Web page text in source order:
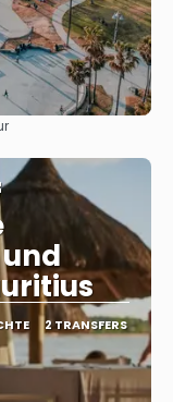
2 TRANSFERS